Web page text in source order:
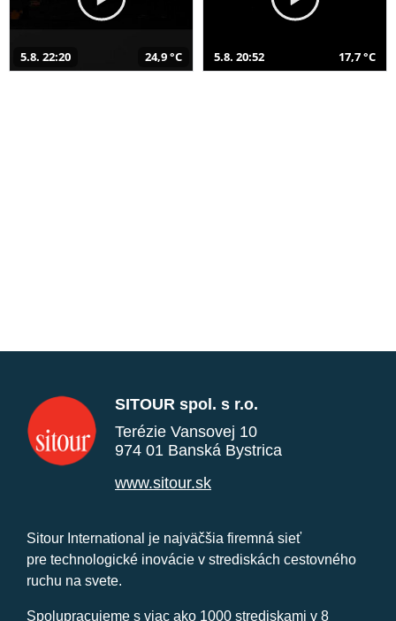
5.8. 22:20 24,9 °C 5.8. 20:52 17,7 °C
SITOUR spol. s r.o.
Terézie Vansovej 10
974 01 Banská Bystrica
www.sitour.sk
Sitour International je najväčšia firemná sieť
pre technologické inovácie v strediskách cestovného
ruchu na svete.
Spolupracujeme s viac ako 1000 strediskami v 8